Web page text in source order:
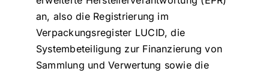
an, also die Registrierung im
Verpackungsregister LUCID, die
Systembeteiligung zur Finanzierung von
Sammlung und Verwertung sowie die